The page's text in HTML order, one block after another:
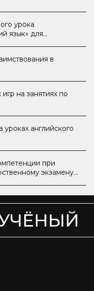
урока
язык» для
в
на занятиях по
английского
при
экзамену